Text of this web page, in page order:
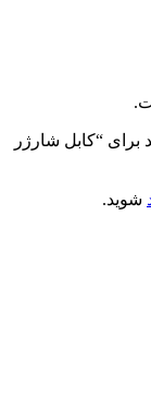
برای “کابل شارژر
شوید.